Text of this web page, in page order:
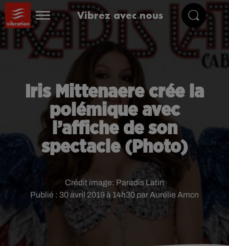
Vibrez avec nous
Iris Mittenaere crée la
polémique avec
l’affiche de son
spectacle (Photo)
Publié : 30 avril 2019 à 14h30 par Aurélie Amcn
Crédit image: Paradis Latin